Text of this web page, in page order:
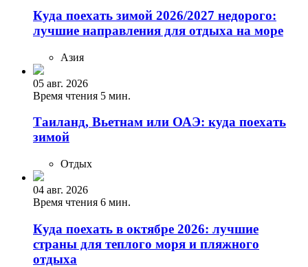
Куда поехать зимой 2026/2027 недорого:
лучшие направления для отдыха на море
Азия
05 авг. 2026
Время чтения 5 мин.
Таиланд, Вьетнам или ОАЭ: куда поехать
зимой
Отдых
04 авг. 2026
Время чтения 6 мин.
Куда поехать в октябре 2026: лучшие
страны для теплого моря и пляжного
отдыха